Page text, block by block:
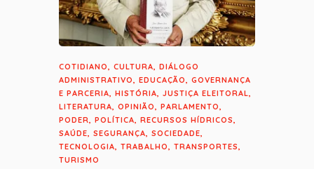
COTIDIANO, CULTURA, DIÁLOGO
ADMINISTRATIVO, EDUCAÇÃO, GOVERNANÇA
E PARCERIA, HISTÓRIA, JUSTIÇA ELEITORAL,
LITERATURA, OPINIÃO, PARLAMENTO,
PODER, POLÍTICA, RECURSOS HÍDRICOS,
SAÚDE, SEGURANÇA, SOCIEDADE,
TECNOLOGIA, TRABALHO, TRANSPORTES,
TURISMO